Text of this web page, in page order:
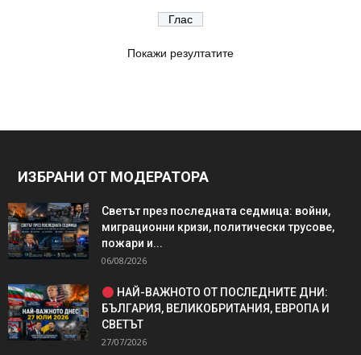
Покажи резултатите
ИЗБРАНИ ОТ МОДЕРАТОРА
Светът през последната седмица: войни,
миграционни кризи, политически трусове,
пожари и...
06/08/2026
НАЙ-ВАЖНОТО ОТ ПОСЛЕДНИТЕ ДНИ:
БЪЛГАРИЯ, ВЕЛИКОБРИТАНИЯ, ЕВРОПА И
СВЕТЪТ
27/07/2026